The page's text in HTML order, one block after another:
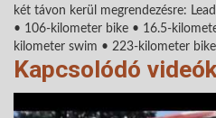
két távon kerül megrendezésre:
• 106-kilometer bike • 16.5-
kilometer swim • 223-kilometer
Kapcsolódó